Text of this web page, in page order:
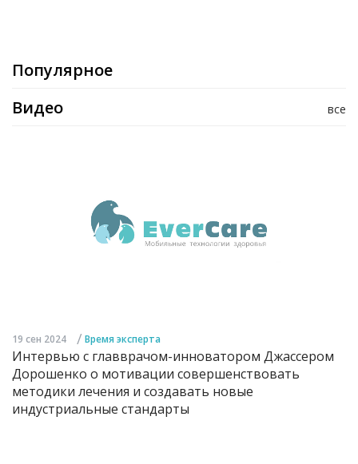
Популярное
все
Видео
19 сен 2024 / Время эксперта
Интервью с главврачом-инноватором Джассером
Дорошенко о мотивации совершенствовать
методики лечения и создавать новые
индустриальные стандарты